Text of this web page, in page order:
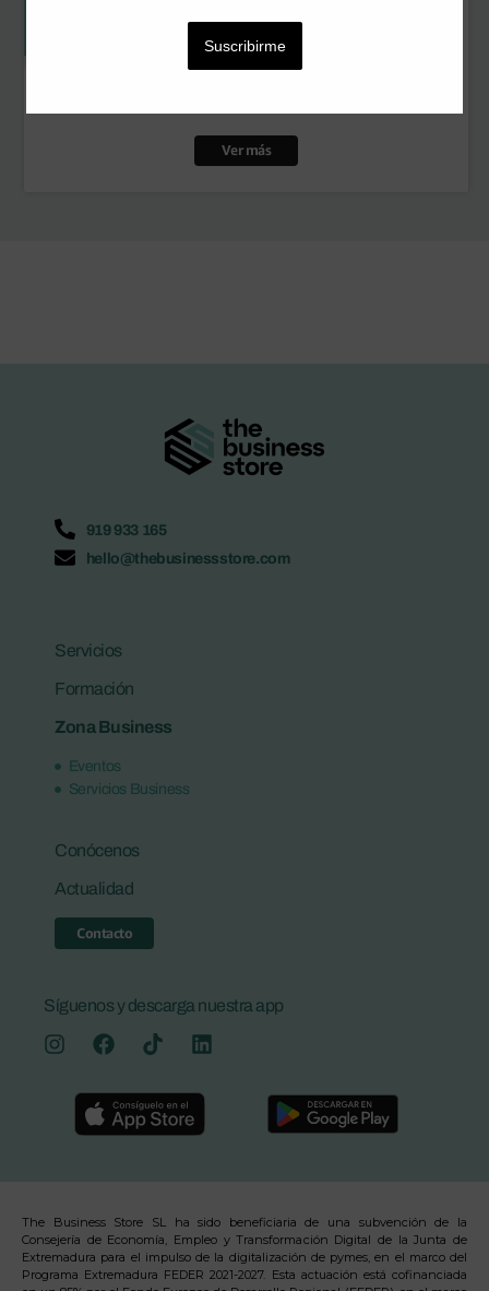
Suscribirme
Ver más
919 933 165
hello@thebusinessstore.com
Servicios
Formación
Zona Business
Eventos
Servicios Business
Conócenos
Actualidad
Contacto
Síguenos y descarga nuestra app
The Business Store SL ha sido beneficiaria de una subvención de la
Consejería de Economía, Empleo y Transformación Digital de la Junta de
Extremadura para el impulso de la digitalización de pymes, en el marco del
Programa Extremadura FEDER 2021-2027. Esta actuación está cofinanciada